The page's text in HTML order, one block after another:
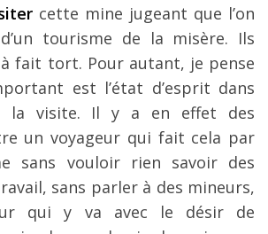
cette mine jugeant que l’on
tourisme de la misère. Ils
fait tort. Pour autant, je pense
est l’état d’esprit dans
la visite. Il y a en effet des
un voyageur qui fait cela par
sans vouloir rien savoir des
sans parler à des mineurs,
qui y va avec le désir de